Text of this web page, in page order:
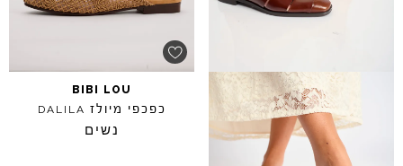
BIBI LOU
כפכפי מיולז DALILA
נשים